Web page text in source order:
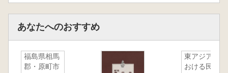
あなたへのおすすめ
福島県相馬
郡・原町市
東アジアに
おける民俗